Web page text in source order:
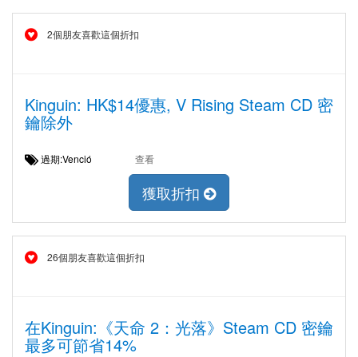
2個朋友喜歡這個折扣
Kinguin: HK$14優惠, V Rising Steam CD 密
鑰除外
過期:Venció 查看
獲取折扣
26個朋友喜歡這個折扣
在Kinguin:《天命 2：光落》Steam CD 密鑰
最多可節省14%